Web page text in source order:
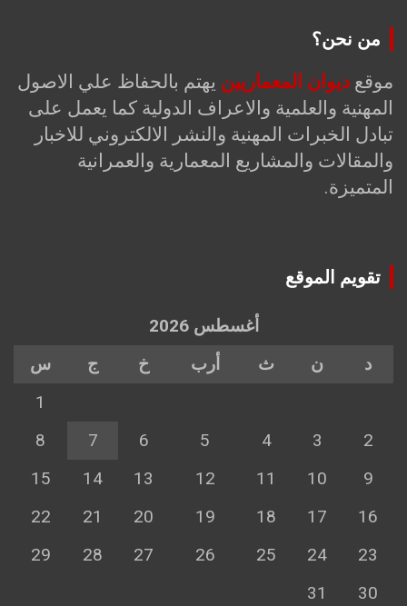
من نحن؟
موقع ديوان المعماريين يهتم بالحفاظ علي الاصول
المهنية والعلمية والاعراف الدولية كما يعمل على
تبادل الخبرات المهنية والنشر الالكتروني للاخبار
والمقالات والمشاريع المعمارية والعمرانية
المتميزة.
تقويم الموقع
أغسطس 2026
د
ن ث أرب خ ج
س
1
2
3
4
5
6
7
8
9
10
11
12
13
14
15
16
17
18
19
20
21
22
23
24
25
26
27
28
29
30
31